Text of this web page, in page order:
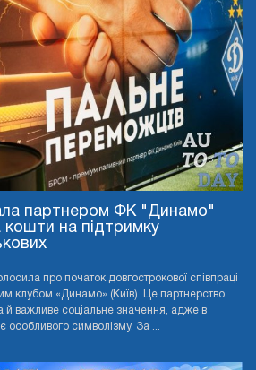
партнером ФК "Динамо"
кошти на підтримку
про початок довгострокової співпраці
клубом «Динамо» (Київ). Це партнерство
важливе соціальне значення, адже в
особливого символізму. За ...